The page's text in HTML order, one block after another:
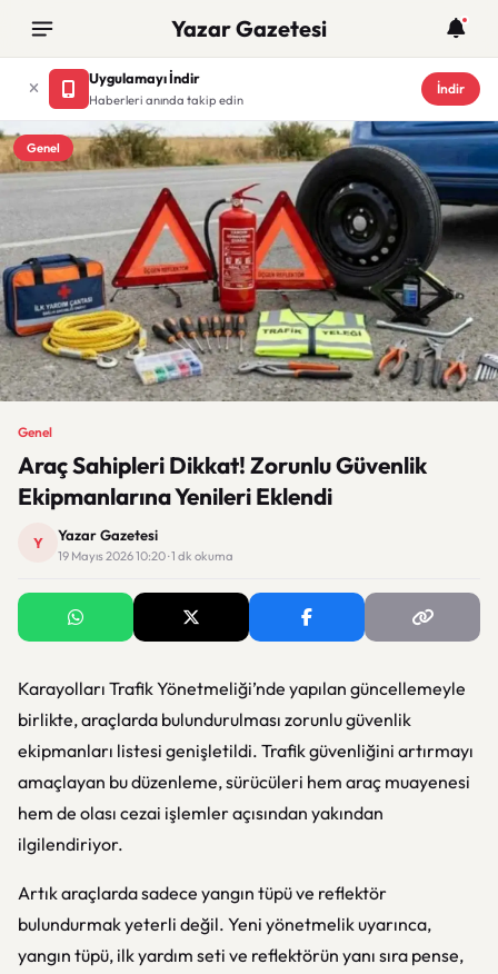
Yazar Gazetesi
Uygulamayı İndir
Haberleri anında takip edin
İndir
Genel
Genel
Araç Sahipleri Dikkat! Zorunlu Güvenlik
Ekipmanlarına Yenileri Eklendi
Y Yazar Gazetesi
19 Mayıs 2026 10:20 · 1 dk okuma
Karayolları Trafik Yönetmeliği’nde yapılan güncellemeyle
birlikte, araçlarda bulundurulması zorunlu güvenlik
ekipmanları listesi genişletildi. Trafik güvenliğini artırmayı
amaçlayan bu düzenleme, sürücüleri hem araç muayenesi
hem de olası cezai işlemler açısından yakından
ilgilendiriyor.
Artık araçlarda sadece yangın tüpü ve reflektör
bulundurmak yeterli değil. Yeni yönetmelik uyarınca,
yangın tüpü, ilk yardım seti ve reflektörün yanı sıra pense,